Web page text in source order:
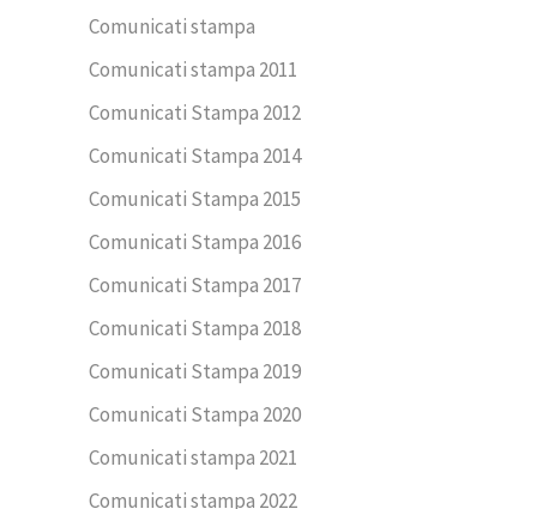
Comunicati stampa
Comunicati stampa 2011
Comunicati Stampa 2012
Comunicati Stampa 2014
Comunicati Stampa 2015
Comunicati Stampa 2016
Comunicati Stampa 2017
Comunicati Stampa 2018
Comunicati Stampa 2019
Comunicati Stampa 2020
Comunicati stampa 2021
Comunicati stampa 2022